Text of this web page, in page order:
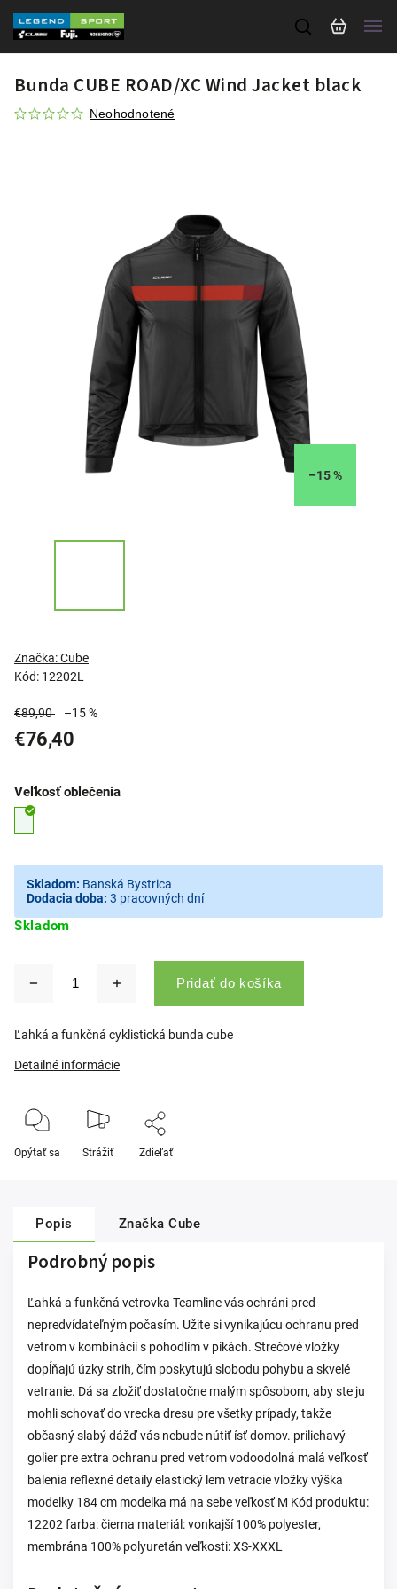
Bunda CUBE ROAD/XC Wind Jacket black
Neohodnotené
–15 %
Kód: 12202L
Značka:Cube
€89,90 –15 %
€76,40
Skladom
Veľkosť oblečenia
Skladom: Banská Bystrica
Dodacia doba: 3 pracovných dní
Pridať do košíka
Ľahká a funkčná cyklistická bunda cube
Detailné informácie
Opýtať sa Strážiť Zdieľať
Popis Značka Cube
Podrobný popis
Ľahká a funkčná vetrovka Teamline vás ochráni pred
nepredvídateľným počasím. Užite si vynikajúcu ochranu pred
vetrom v kombinácii s pohodlím v pikách. Strečové vložky
dopĺňajú úzky strih, čím poskytujú slobodu pohybu a skvelé
vetranie. Dá sa zložiť dostatočne malým spôsobom, aby ste ju
mohli schovať do vrecka dresu pre všetky prípady, takže
občasný slabý dážď vás nebude nútiť ísť domov. priliehavý
golier pre extra ochranu pred vetrom vodoodolná malá veľkosť
balenia reflexné detaily elastický lem vetracie vložky výška
modelky 184 cm modelka má na sebe veľkosť M Kód produktu:
12202 farba: čierna materiál: vonkajší 100% polyester,
membrána 100% polyuretán veľkosti: XS-XXXL